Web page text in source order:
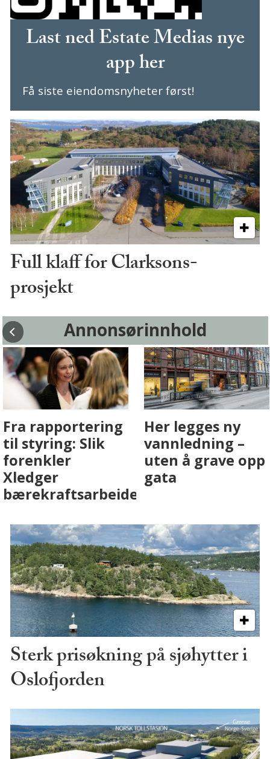
Last ned Estate Medias nye
app her
Få siste eiendomsnyheter først!
Full klaff for Clarksons-
prosjekt
Annonsørinnhold
Fenistra endrer
eiendomsbransjen
med AI. Slik ser vi
på fremtiden
Det er i
Drammen det
skjer
Sterk prisøkning på sjøhytter i
Oslofjorden